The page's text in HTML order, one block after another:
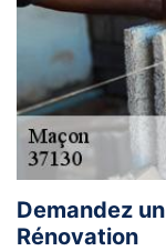
Demandez
Rénovation